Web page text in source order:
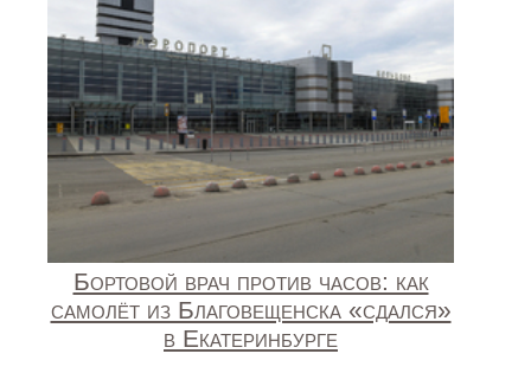
Бортовой врач против часов: как
самолёт из Благовещенска «сдался»
в Екатеринбурге